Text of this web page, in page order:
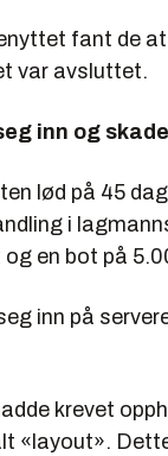
fant de
var avsluttet.
inn og
lød på 45
i
en bot på
inn på
krevet
«layout».